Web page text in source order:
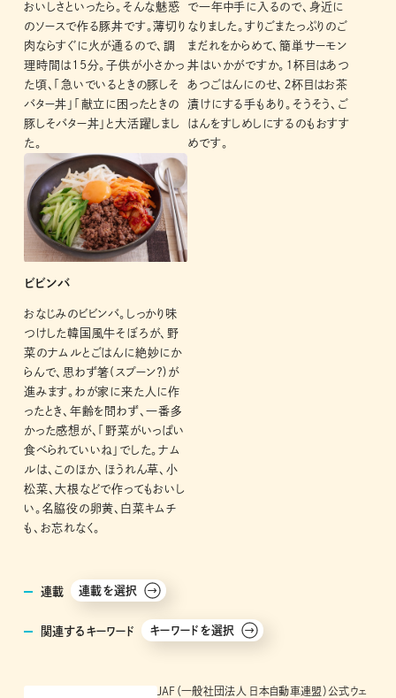
おいしさといったら。そんな魅惑
のソースで作る豚丼です。薄切り
肉ならすぐに火が通るので、調
理時間は15分。子供が小さかっ
た頃、「急いでいるときの豚しそ
バター丼」「献立に困ったときの
豚しそバター丼」と大活躍しまし
た。
で一年中手に入るので、身近に
なりました。すりごまたっぷりのご
まだれをからめて、簡単サーモン
丼はいかがですか。１杯目はあつ
あつごはんにのせ、２杯目はお茶
漬けにする手もあり。そうそう、ご
はんをすしめしにするのもおすす
めです。
ビビンバ
おなじみのビビンバ。しっかり味
つけした韓国風牛そぼろが、野
菜のナムルとごはんに絶妙にか
らんで、思わず箸(スプーン？)が
進みます。わが家に来た人に作
ったとき、年齢を問わず、一番多
かった感想が、「野菜がいっぱい
食べられていいね」でした。ナム
ルは、このほか、ほうれん草、小
松菜、大根などで作ってもおいし
い。名脇役の卵黄、白菜キムチ
も、お忘れなく。
連載 連載を選択
関連するキーワード キーワードを選択
JAF（一般社団法人 日本自動車連盟）公式ウェ